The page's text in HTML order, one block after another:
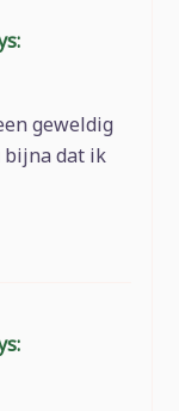
geweldig
bijna dat ik